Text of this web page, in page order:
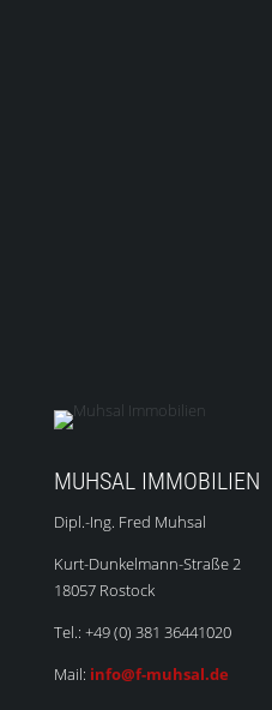
MUHSAL IMMOBILIEN
Dipl.-Ing. Fred Muhsal
Kurt-Dunkelmann-Straße 2
18057 Rostock
Tel.: +49 (0) 381 36441020
Mail: info@f-muhsal.de